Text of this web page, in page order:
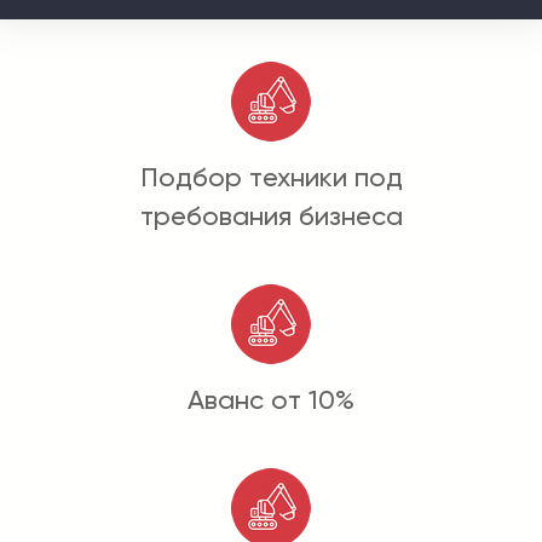
Подбор техники под
требования бизнеса
Аванс от 10%